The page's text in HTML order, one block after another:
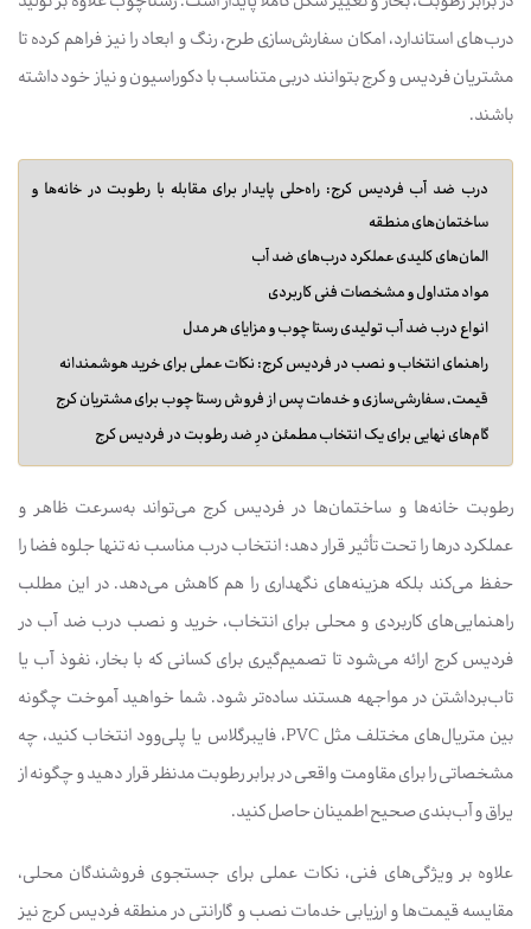
درب‌های استاندارد، امکان سفارش‌سازی طرح، رنگ و ابعاد را نیز فراهم کرده تا
مشتریان فردیس و کرج بتوانند دربی متناسب با دکوراسیون و نیاز خود داشته
باشند.
درب ضد آب فردیس کرج: راه‌حلی پایدار برای مقابله با رطوبت در خانه‌ها و
ساختمان‌های منطقه
المان‌های کلیدی عملکرد درب‌های ضد آب
مواد متداول و مشخصات فنی کاربردی
انواع درب ضد آب تولیدی رستا چوب و مزایای هر مدل
راهنمای انتخاب و نصب در فردیس کرج: نکات عملی برای خرید هوشمندانه
قیمت، سفارشی‌سازی و خدمات پس از فروش رستا چوب برای مشتریان کرج
گام‌های نهایی برای یک انتخاب مطمئن درِ ضد رطوبت در فردیس کرج
رطوبت خانه‌ها و ساختمان‌ها در فردیس کرج می‌تواند به‌سرعت ظاهر و
عملکرد درها را تحت تأثیر قرار دهد؛ انتخاب درب مناسب نه تنها جلوه فضا را
حفظ می‌کند بلکه هزینه‌های نگهداری را هم کاهش می‌دهد. در این مطلب
راهنمایی‌های کاربردی و محلی برای انتخاب، خرید و نصب درب ضد آب در
فردیس کرج ارائه می‌شود تا تصمیم‌گیری برای کسانی که با بخار، نفوذ آب یا
تاب‌برداشتن در مواجهه هستند ساده‌تر شود. شما خواهید آموخت چگونه
بین متریال‌های مختلف مثل PVC، فایبرگلاس یا پلی‌وود انتخاب کنید، چه
مشخصاتی را برای مقاومت واقعی در برابر رطوبت مدنظر قرار دهید و چگونه از
یراق و آب‌بندی صحیح اطمینان حاصل کنید.
علاوه بر ویژگی‌های فنی، نکات عملی برای جستجوی فروشندگان محلی،
مقایسه قیمت‌ها و ارزیابی خدمات نصب و گارانتی در منطقه فردیس کرج نیز